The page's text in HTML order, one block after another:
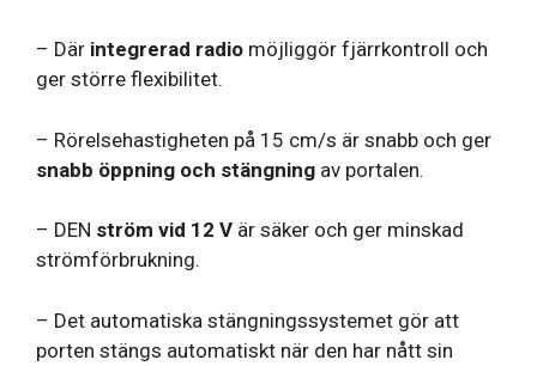
– Där integrerad radio möjliggör fjärrkontroll och
ger större flexibilitet.
– Rörelsehastigheten på 15 cm/s är snabb och ger
snabb öppning och stängning av portalen.
– DEN ström vid 12 V är säker och ger minskad
strömförbrukning.
– Det automatiska stängningssystemet gör att
porten stängs automatiskt när den har nått sin